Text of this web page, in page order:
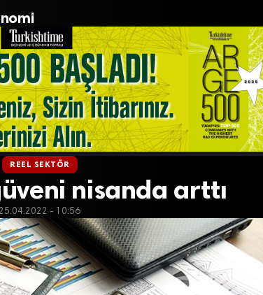
REEL SEKTÖR
nisanda arttı
25.04.2022 - 10:56